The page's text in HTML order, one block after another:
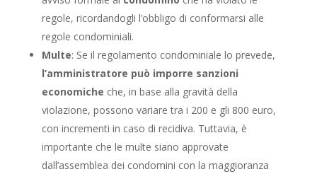
regole, ricordandogli l’obbligo di conformarsi alle
regole condominiali.
Multe: Se il regolamento condominiale lo prevede,
l’amministratore può imporre sanzioni
economiche che, in base alla gravità della
violazione, possono variare tra i 200 e gli 800 euro,
con incrementi in caso di recidiva. Tuttavia, è
importante che le multe siano approvate
dall’assemblea dei condomini con la maggioranza